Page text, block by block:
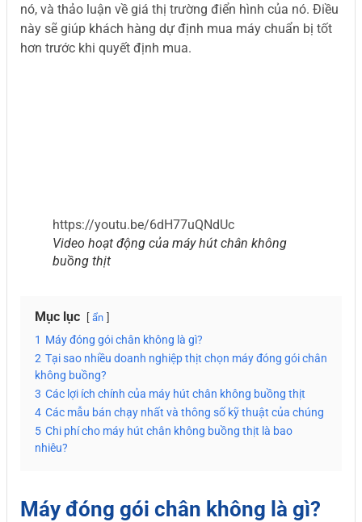
nó, và thảo luận về giá thị trường điển hình của nó. Điều
này sẽ giúp khách hàng dự định mua máy chuẩn bị tốt
hơn trước khi quyết định mua.
https://youtu.be/6dH77uQNdUc
Video hoạt động của máy hút chân không
buồng thịt
Mục lục ẩn
1 Máy đóng gói chân không là gì?
2 Tại sao nhiều doanh nghiệp thịt chọn máy đóng gói chân
không buồng?
3 Các lợi ích chính của máy hút chân không buồng thịt
4 Các mẫu bán chạy nhất và thông số kỹ thuật của chúng
5 Chi phí cho máy hút chân không buồng thịt là bao
nhiêu?
Máy đóng gói chân không là gì?